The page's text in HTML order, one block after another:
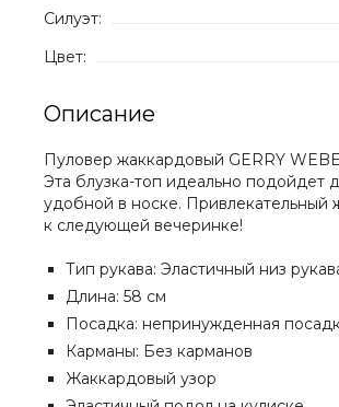
Силуэт:
Цвет:
Описание
Пуловер жаккардовый GERRY
Эта блузка-топ идеально подойдет
удобной в носке. Привлекательный
к следующей вечеринке!
Тип рукава: Эластичный низ
Длина: 58 см
Посадка: непринужденная
Карманы: Без карманов
Жаккардовый узор